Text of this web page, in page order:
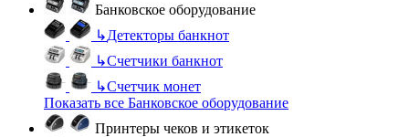
Банковское оборудование
↳Детекторы банкнот
↳Счетчики банкнот
↳Счетчик монет
Показать все Банковское оборудование
Принтеры чеков и этикеток